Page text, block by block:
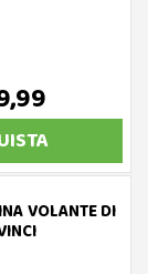
VOLANTE DI